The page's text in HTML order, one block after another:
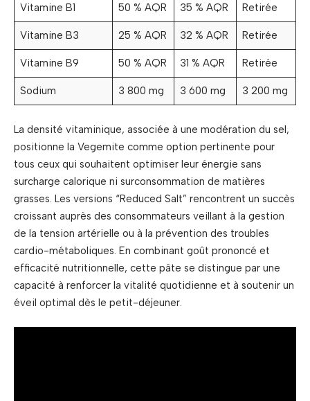
Vitamine B1 50 % AQR 35 % AQR Retirée
Vitamine B3 25 % AQR 32 % AQR Retirée
Vitamine B9 50 % AQR 31 % AQR Retirée
Sodium 3 800 mg 3 600 mg 3 200 mg
La densité vitaminique, associée à une modération du sel,
positionne la Vegemite comme option pertinente pour
tous ceux qui souhaitent optimiser leur énergie sans
surcharge calorique ni surconsommation de matières
grasses. Les versions “Reduced Salt” rencontrent un succès
croissant auprès des consommateurs veillant à la gestion
de la tension artérielle ou à la prévention des troubles
cardio-métaboliques. En combinant goût prononcé et
efficacité nutritionnelle, cette pâte se distingue par une
capacité à renforcer la vitalité quotidienne et à soutenir un
éveil optimal dès le petit-déjeuner.